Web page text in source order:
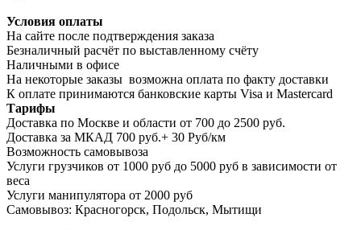
Условия оплаты
На сайте после подтверждения заказа
Безналичный расчёт по выставленному счёту
Наличными в офисе
На некоторые заказы возможна оплата по факту доставки
К оплате принимаются банковские карты Visa и Masterсard
Тарифы
Доставка по Москве и области от 700 до 2500 руб.
Доставка за МКАД 700 руб.+ 30 Руб/км
Возможность самовывоза
Услуги грузчиков от 1000 руб до 5000 руб в зависимости от
веса
Услуги манипулятора от 2000 руб
Самовывоз: Красногорск, Подольск, Мытищи